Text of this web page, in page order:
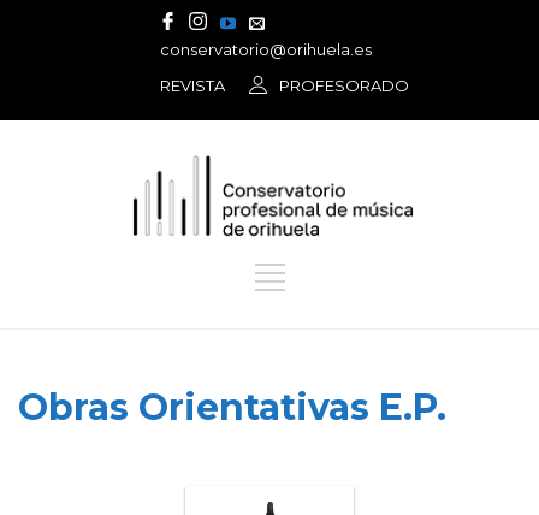
conservatorio@orihuela.es
PROFESORADO
REVISTA
Obras Orientativas E.P.